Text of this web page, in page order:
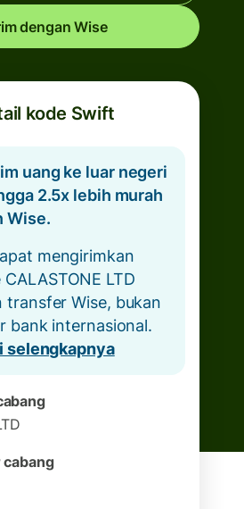
dengan Wise
kode Swift
uang ke luar negeri
2.5x lebih murah
Wise.
mengirimkan
CALASTONE LTD
transfer Wise, bukan
bank internasional.
selengkapnya